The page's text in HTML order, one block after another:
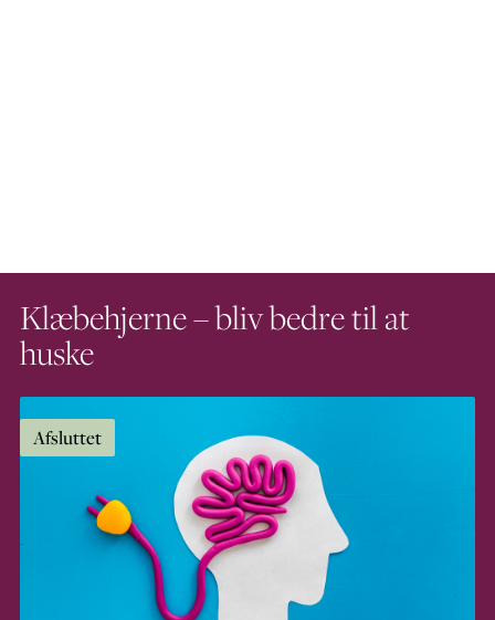
Klæbehjerne – bliv bedre til at
huske
Afsluttet